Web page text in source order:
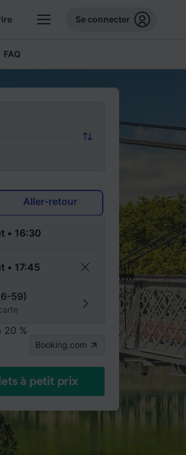
Se connecter
FAQ
Aller-retour
59)
20 %
Booking.com
à petit prix